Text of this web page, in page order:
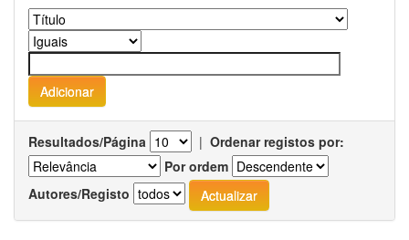
Resultados/Página | Ordenar registos por:
Por ordem
Autores/Registo